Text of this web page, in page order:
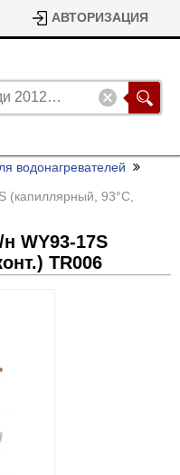
АВТОРИЗАЦИЯ
водонагревателей
(капиллярный, 93°C,
н WY93-17S
TR006